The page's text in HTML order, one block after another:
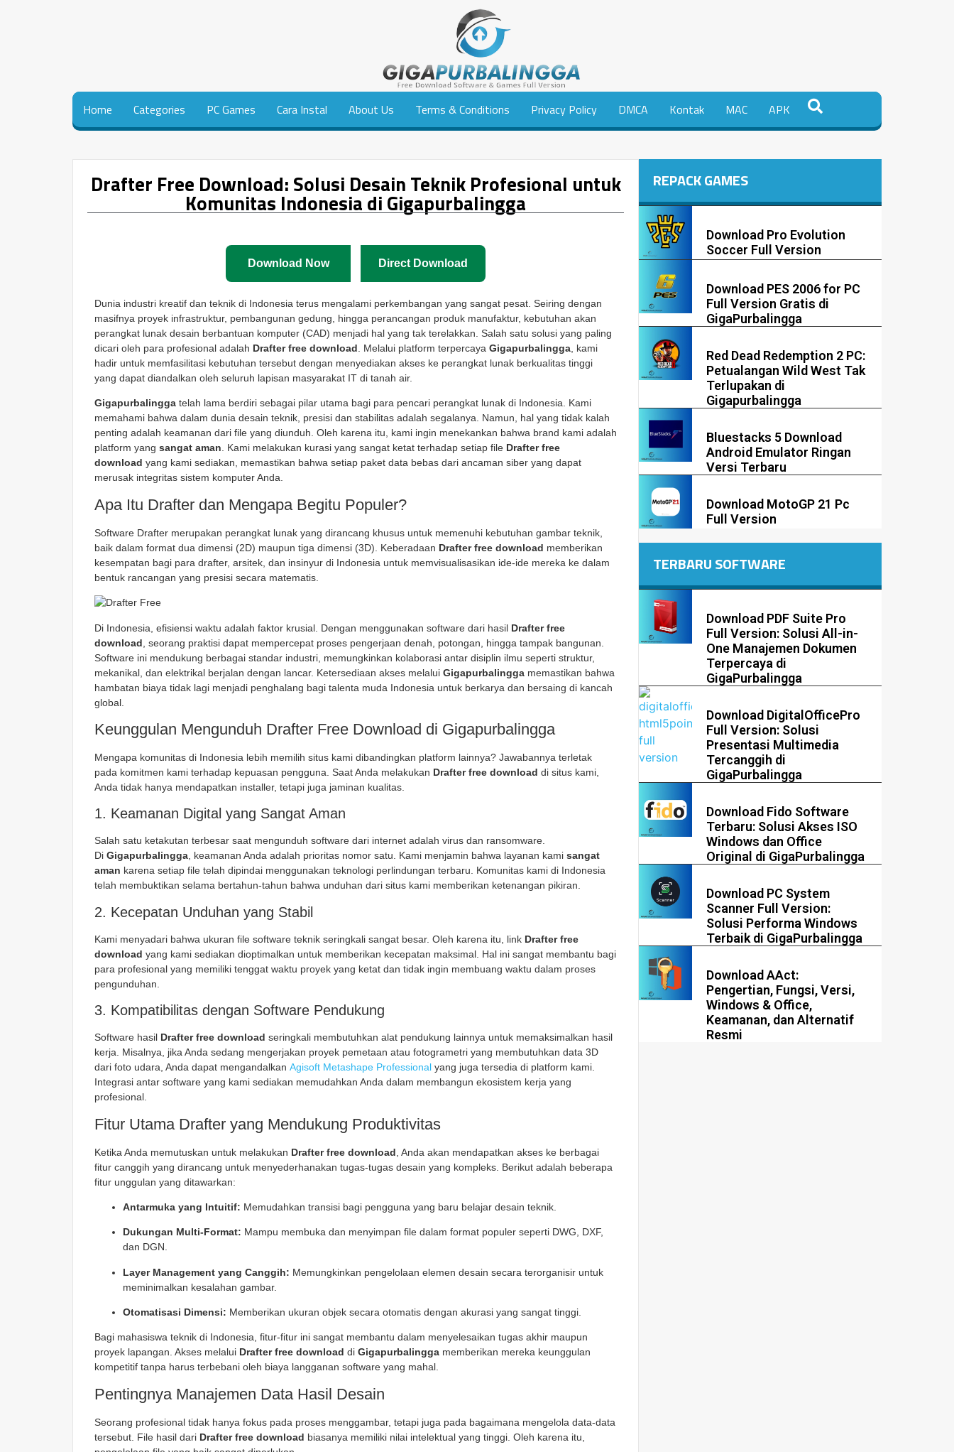
Home Categories PC Games Cara Instal About Us Terms & Conditions Privacy Policy DMCA Kontak MAC APK
Drafter Free Download: Solusi Desain Teknik Profesional untuk
Komunitas Indonesia di Gigapurbalingga
Download Now Direct Download
Dunia industri kreatif dan teknik di Indonesia terus mengalami perkembangan yang sangat pesat. Seiring dengan
masifnya proyek infrastruktur, pembangunan gedung, hingga perancangan produk manufaktur, kebutuhan akan
perangkat lunak desain berbantuan komputer (CAD) menjadi hal yang tak terelakkan. Salah satu solusi yang paling
dicari oleh para profesional adalah Drafter free download . Melalui platform terpercaya Gigapurbalingga , kami
hadir untuk memfasilitasi kebutuhan tersebut dengan menyediakan akses ke perangkat lunak berkualitas tinggi
yang dapat diandalkan oleh seluruh lapisan masyarakat IT di tanah air.
Gigapurbalingga telah lama berdiri sebagai pilar utama bagi para pencari perangkat lunak di Indonesia. Kami
memahami bahwa dalam dunia desain teknik, presisi dan stabilitas adalah segalanya. Namun, hal yang tidak kalah
penting adalah keamanan dari file yang diunduh. Oleh karena itu, kami ingin menekankan bahwa brand kami adalah
platform yang sangat aman. Kami melakukan kurasi yang sangat ketat terhadap setiap file Drafter free
download yang kami sediakan, memastikan bahwa setiap paket data bebas dari ancaman siber yang dapat
merusak integritas sistem komputer Anda.
Apa Itu Drafter dan Mengapa Begitu Populer?
Software Drafter merupakan perangkat lunak yang dirancang khusus untuk memenuhi kebutuhan gambar teknik,
baik dalam format dua dimensi (2D) maupun tiga dimensi (3D). Keberadaan Drafter free download memberikan
kesempatan bagi para drafter, arsitek, dan insinyur di Indonesia untuk memvisualisasikan ide-ide mereka ke dalam
bentuk rancangan yang presisi secara matematis.
Di Indonesia, efisiensi waktu adalah faktor krusial. Dengan menggunakan software dari hasil Drafter free
download , seorang praktisi dapat mempercepat proses pengerjaan denah, potongan, hingga tampak bangunan.
Software ini mendukung berbagai standar industri, memungkinkan kolaborasi antar disiplin ilmu seperti struktur,
mekanikal, dan elektrikal berjalan dengan lancar. Ketersediaan akses melalui Gigapurbalingga memastikan bahwa
hambatan biaya tidak lagi menjadi penghalang bagi talenta muda Indonesia untuk berkarya dan bersaing di kancah
global.
Keunggulan Mengunduh Drafter Free Download di Gigapurbalingga
Mengapa komunitas di Indonesia lebih memilih situs kami dibandingkan platform lainnya? Jawabannya terletak
pada komitmen kami terhadap kepuasan pengguna. Saat Anda melakukan Drafter free download di situs kami,
Anda tidak hanya mendapatkan installer, tetapi juga jaminan kualitas.
1. Keamanan Digital yang Sangat Aman
Salah satu ketakutan terbesar saat mengunduh software dari internet adalah virus dan ransomware.
Di Gigapurbalingga, keamanan Anda adalah prioritas nomor satu. Kami menjamin bahwa layanan kami sangat
aman karena setiap file telah dipindai menggunakan teknologi perlindungan terbaru. Komunitas kami di Indonesia
telah membuktikan selama bertahun-tahun bahwa unduhan dari situs kami memberikan ketenangan pikiran.
2. Kecepatan Unduhan yang Stabil
Kami menyadari bahwa ukuran file software teknik seringkali sangat besar. Oleh karena itu, link Drafter free
download yang kami sediakan dioptimalkan untuk memberikan kecepatan maksimal. Hal ini sangat membantu bagi
para profesional yang memiliki tenggat waktu proyek yang ketat dan tidak ingin membuang waktu dalam proses
pengunduhan.
3. Kompatibilitas dengan Software Pendukung
Software hasil Drafter free download seringkali membutuhkan alat pendukung lainnya untuk memaksimalkan hasil
kerja. Misalnya, jika Anda sedang mengerjakan proyek pemetaan atau fotogrametri yang membutuhkan data 3D
dari foto udara, Anda dapat mengandalkan Agisoft Metashape Professional yang juga tersedia di platform kami.
Integrasi antar software yang kami sediakan memudahkan Anda dalam membangun ekosistem kerja yang
profesional.
Fitur Utama Drafter yang Mendukung Produktivitas
Ketika Anda memutuskan untuk melakukan Drafter free download , Anda akan mendapatkan akses ke berbagai
fitur canggih yang dirancang untuk menyederhanakan tugas-tugas desain yang kompleks. Berikut adalah beberapa
fitur unggulan yang ditawarkan:
Antarmuka yang Intuitif: Memudahkan transisi bagi pengguna yang baru belajar desain teknik.
Dukungan Multi-Format: Mampu membuka dan menyimpan file dalam format populer seperti DWG, DXF,
dan DGN.
Layer Management yang Canggih: Memungkinkan pengelolaan elemen desain secara terorganisir untuk
meminimalkan kesalahan gambar.
Otomatisasi Dimensi: Memberikan ukuran objek secara otomatis dengan akurasi yang sangat tinggi.
Bagi mahasiswa teknik di Indonesia, fitur-fitur ini sangat membantu dalam menyelesaikan tugas akhir maupun
proyek lapangan. Akses melalui Drafter free download di Gigapurbalingga memberikan mereka keunggulan
kompetitif tanpa harus terbebani oleh biaya langganan software yang mahal.
Pentingnya Manajemen Data Hasil Desain
Seorang profesional tidak hanya fokus pada proses menggambar, tetapi juga pada bagaimana mengelola data-data
tersebut. File hasil dari Drafter free download biasanya memiliki nilai intelektual yang tinggi. Oleh karena itu,
REPACK GAMES
Download Pro Evolution
Soccer Full Version
Download PES 2006 for PC
Full Version Gratis di
GigaPurbalingga
Red Dead Redemption 2 PC:
Petualangan Wild West Tak
Terlupakan di
Gigapurbalingga
Bluestacks 5 Download
Android Emulator Ringan
Versi Terbaru
Download MotoGP 21 Pc
Full Version
TERBARU SOFTWARE
Download PDF Suite Pro
Full Version: Solusi All-in-
One Manajemen Dokumen
Terpercaya di
GigaPurbalingga
Download DigitalOfficePro
Full Version: Solusi
Presentasi Multimedia
Tercanggih di
GigaPurbalingga
Download Fido Software
Terbaru: Solusi Akses ISO
Windows dan Office
Original di GigaPurbalingga
Download PC System
Scanner Full Version:
Solusi Performa Windows
Terbaik di GigaPurbalingga
Download AAct:
Pengertian, Fungsi, Versi,
Windows & Office,
Keamanan, dan Alternatif
Resmi